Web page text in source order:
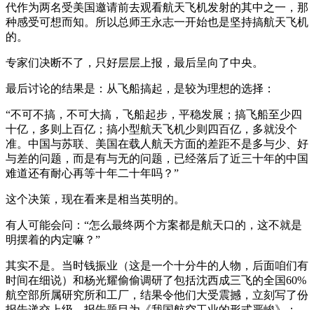
代作为两名受美国邀请前去观看航天飞机发射的其中之一，那
种感受可想而知。所以总师王永志一开始也是坚持搞航天飞机
的。
专家们决断不了，只好层层上报，最后呈向了中央。
最后讨论的结果是：从飞船搞起，是较为理想的选择：
“不可不搞，不可大搞，飞船起步，平稳发展；搞飞船至少四
十亿，多则上百亿；搞小型航天飞机少则四百亿，多就没个
准。中国与苏联、美国在载人航天方面的差距不是多与少、好
与差的问题，而是有与无的问题，已经落后了近三十年的中国
难道还有耐心再等十年二十年吗？”
这个决策，现在看来是相当英明的。
有人可能会问：“怎么最终两个方案都是航天口的，这不就是
明摆着的内定嘛？”
其实不是。当时钱振业（这是一个十分牛的人物，后面咱们有
时间在细说）和杨光耀偷偷调研了包括沈西成三飞的全国60%
航空部所属研究所和工厂，结果令他们大受震撼，立刻写了份